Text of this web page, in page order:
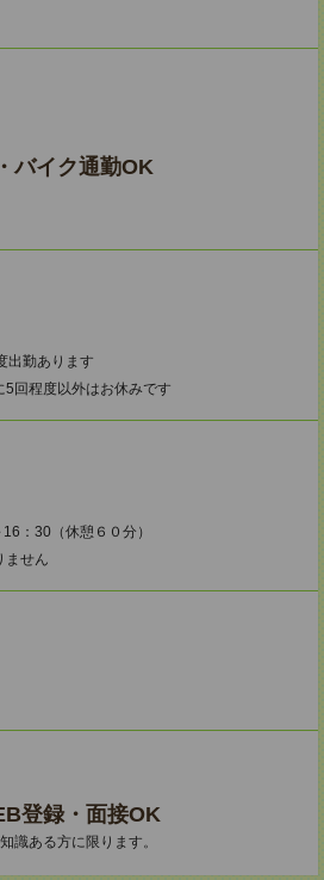
バイク通勤OK
出勤あります
5回程度以外はお休みです
：30（休憩６０分）
ません
登録・面接OK
識ある方に限ります。